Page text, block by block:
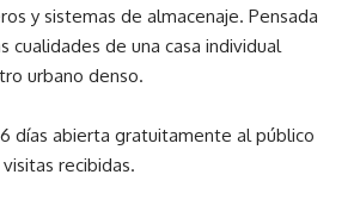
y sistemas de almacenaje. Pensada
cualidades de una casa individual
urbano denso.
días abierta gratuitamente al público
recibidas.